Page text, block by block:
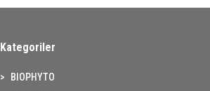
Kategoriler
BIOPHYTO